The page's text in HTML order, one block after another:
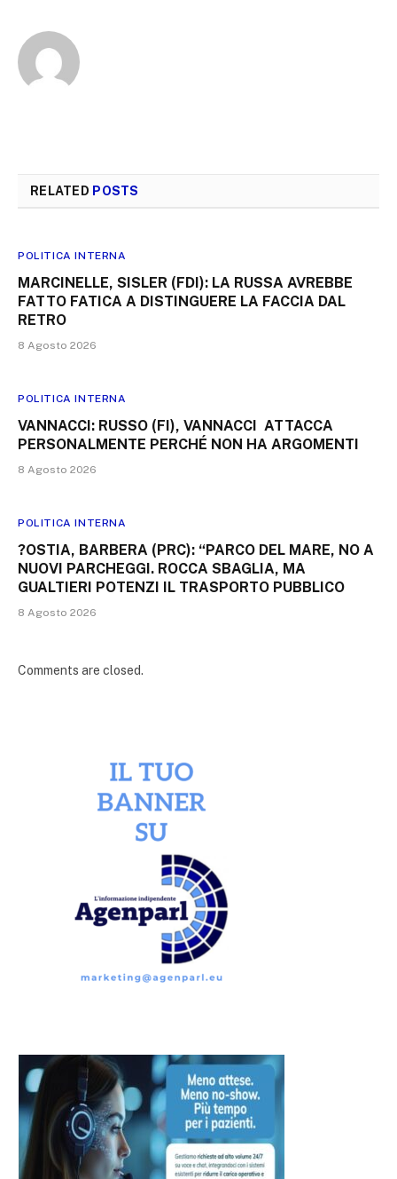
RELATED POSTS
POLITICA INTERNA
MARCINELLE, SISLER (FDI): LA RUSSA AVREBBE
FATTO FATICA A DISTINGUERE LA FACCIA DAL
RETRO
8 Agosto 2026
POLITICA INTERNA
VANNACCI: RUSSO (FI), VANNACCI ATTACCA
PERSONALMENTE PERCHÉ NON HA ARGOMENTI
8 Agosto 2026
POLITICA INTERNA
?OSTIA, BARBERA (PRC): “PARCO DEL MARE, NO A
NUOVI PARCHEGGI. ROCCA SBAGLIA, MA
GUALTIERI POTENZI IL TRASPORTO PUBBLICO
8 Agosto 2026
Comments are closed.